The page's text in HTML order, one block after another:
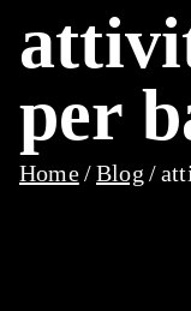
per
Home Blog